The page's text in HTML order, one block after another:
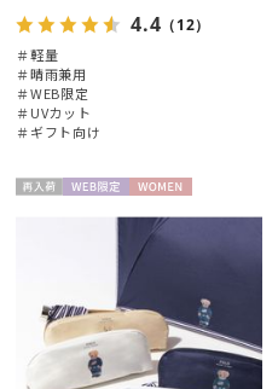
4.4 （12）
＃軽量
＃晴雨兼用
＃WEB限定
＃UVカット
＃ギフト向け